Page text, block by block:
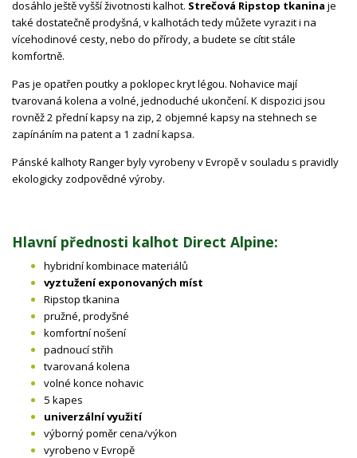
dosáhlo ještě vyšší životnosti kalhot. Strečová Ripstop tkanina je
také dostatečně prodyšná, v kalhotách tedy můžete vyrazit i na
vícehodinové cesty, nebo do přírody, a budete se cítit stále
komfortně.
Pas je opatřen poutky a poklopec kryt légou. Nohavice mají
tvarovaná kolena a volné, jednoduché ukončení. K dispozici jsou
rovněž 2 přední kapsy na zip, 2 objemné kapsy na stehnech se
zapínáním na patent a 1 zadní kapsa.
Pánské kalhoty Ranger byly vyrobeny v Evropě v souladu s pravidly
ekologicky zodpovědné výroby.
Hlavní přednosti kalhot Direct Alpine:
hybridní kombinace materiálů
vyztužení exponovaných míst
Ripstop tkanina
pružné, prodyšné
komfortní nošení
padnoucí střih
tvarovaná kolena
volné konce nohavic
5 kapes
univerzální využití
výborný poměr cena/výkon
vyrobeno v Evropě